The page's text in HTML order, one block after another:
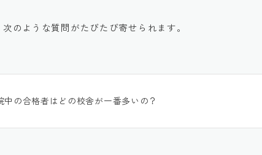
のような質問がたびたび寄せられます。
中の合格者はどの校舎が一番多いの？